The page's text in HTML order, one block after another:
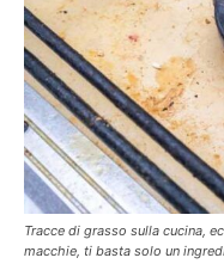
Tracce di grasso sulla cucina,
macchie, ti basta solo un